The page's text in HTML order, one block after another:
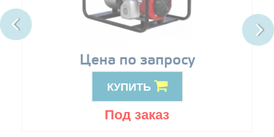
Цена по запросу
КУПИТЬ
Под заказ